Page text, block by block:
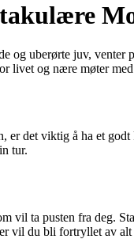
og uberørte juv,
livet og nære møter med
er det viktig å ha et
tur.
vil ta pusten fra deg.
vil du bli fortryllet av